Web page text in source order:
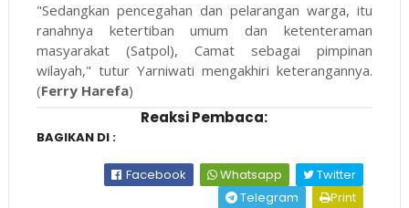
"Sedangkan pencegahan dan pelarangan warga, itu
ranahnya ketertiban umum dan ketenteraman
masyarakat (Satpol), Camat sebagai pimpinan
wilayah," tutur Yarniwati mengakhiri keterangannya.
(Ferry Harefa)
Reaksi Pembaca:
BAGIKAN DI :
Facebook Whatsapp
Twitter
Telegram
Print